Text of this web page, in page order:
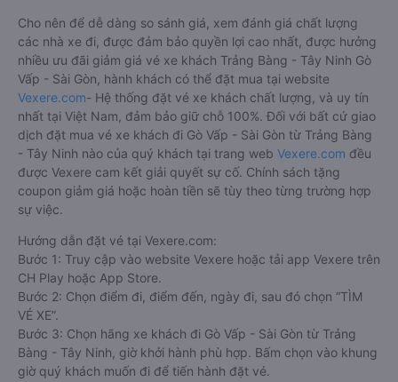
Cách đặt vé xe khách đi Gò Vấp - Sài Gòn từ Trảng
Bàng - Tây Ninh nhanh và uy tín nhất
Việc có rất nhiều nhà xe Trảng Bàng - Tây Ninh Gò Vấp - Sài
Gòn giúp cho du khách có đa dạng sự lựa chọn. Đây cũng có
thể là một điều bất lợi làm cho hàng khách không biết nên
chọn nhà xe nào là phù hợp với mình. Bên cạnh đó, việc đảm
bảo giữ chỗ, có được chỗ ngồi yêu thích sau khi đặt vé xe đi
Gò Vấp - Sài Gòn từ Trảng Bàng - Tây Ninh giữa nhà xe với
khách hàng sau khi đặt trực tiếp vẫn chưa được đảm bảo
Cho nên để dễ dàng so sánh giá, xem đánh giá chất lượng
các nhà xe đi, được đảm bảo quyền lợi cao nhất, được hưởng
nhiều ưu đãi giảm giá vé xe khách Trảng Bàng - Tây Ninh Gò
Vấp - Sài Gòn, hành khách có thể đặt mua tại website
Vexere.com- Hệ thống đặt vé xe khách chất lượng, và uy tín
nhất tại Việt Nam, đảm bảo giữ chỗ 100%. Đối với bất cứ giao
dịch đặt mua vé xe khách đi Gò Vấp - Sài Gòn từ Trảng Bàng